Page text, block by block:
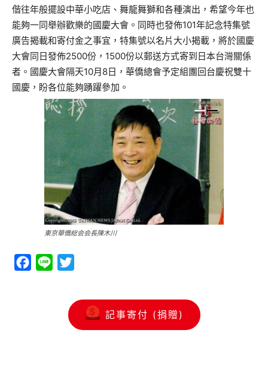
偕往年般擺設中華小吃店、舞龍舞獅和各種演出，希望今年也
能夠一同舉辦歡樂的國慶大會。同時也發佈101年記念特集號
廣告揭載和寄付金之事宜，特集號以名片大小揭載，將於國慶
大會同日發佈2500份，1500份以郵送方式寄到日本台灣關係
者。國慶大會隔天10月8日，華僑總會予定組團回台慶祝雙十
國慶，盼各位能夠踴躍參加。
東京華僑総会会長陳木川
Facebook
Line
記事寄付 (捐贈)